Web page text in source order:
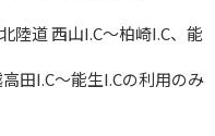
陸道 西山I.C～柏崎I.C、能
田I.C～能生I.Cの利用のみ